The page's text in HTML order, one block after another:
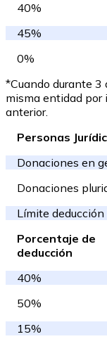
40%
45%
0%
*Cuando durante 3
misma entidad por
anterior.
Personas
Donaciones en
Donaciones
Límite
Porcentaje de
deducción
40%
50%
15%